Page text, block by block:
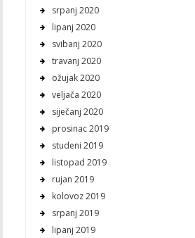
srpanj 2020
lipanj 2020
svibanj 2020
travanj 2020
ožujak 2020
veljača 2020
siječanj 2020
prosinac 2019
studeni 2019
listopad 2019
rujan 2019
kolovoz 2019
srpanj 2019
lipanj 2019